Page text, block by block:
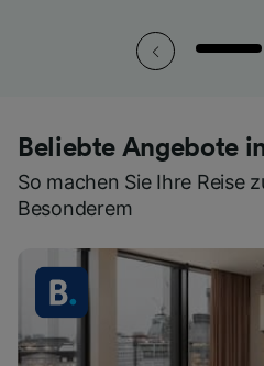
Beliebte Angebote
So machen Sie Ihre Reise
Besonderem